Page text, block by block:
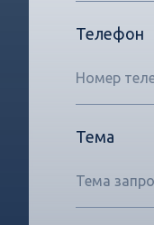
Телефон
Тема